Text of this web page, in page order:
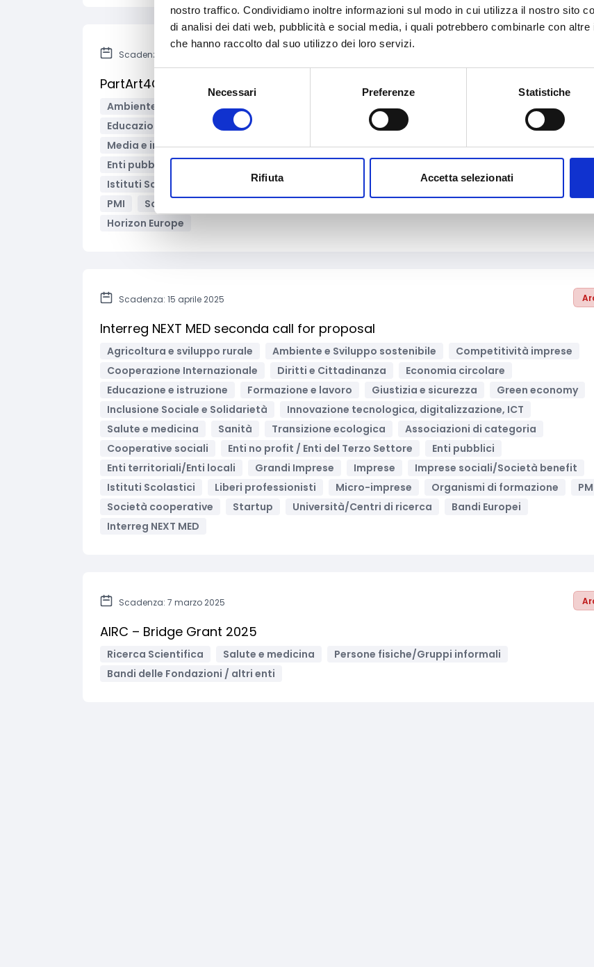
nostro traffico. Condividiamo inoltre informazioni sul modo in cui utilizza il nostro sito
di analisi dei dati web, pubblicità e social media, i quali potrebbero combinarle con
che hanno raccolto dal suo utilizzo dei loro servizi.
consenso
Necessari Preferenze Statistiche
Rifiuta Accetta selezionati
Scadenza: 3 aprile 2025
PartArt4OW – Bando aperto
Ambiente e Sviluppo sostenibile Artigianato Audiovisivi e Cinema
Educazione e istruzione
Innovazione tecnologica, digitalizzazione, ICT
Libro e lettura
Media e informazione
Musica Cooperative sociali
Enti no profit / Enti del Terzo
Enti pubblici
Istituti Scolastici
Liberi professionisti
Persone fisiche/Gruppi informali
PMI
Società cooperative
Horizon Europe
Scadenza: 15 aprile 2025
Interreg NEXT MED seconda call for proposal
Agricoltura e sviluppo rurale Ambiente e Sviluppo sostenibile
Competitività imprese
Cooperazione Internazionale
Diritti e Cittadinanza
Economia circolare
Educazione e istruzione
Formazione e lavoro Giustizia e sicurezza
Green economy
Inclusione Sociale e Solidarietà
Innovazione tecnologica, digitalizzazione, ICT
Salute e medicina
Sanità Transizione ecologica
Associazioni di categoria
Cooperative sociali
Enti no profit / Enti del Terzo Settore
Enti pubblici
Enti territoriali/Enti locali
Grandi Imprese Imprese
Imprese sociali/Società benefit
Istituti Scolastici
Liberi professionisti Micro-imprese Organismi di formazione
Società cooperative
Startup Università/Centri di ricerca
Bandi Europei
Interreg NEXT MED
Scadenza: 7 marzo 2025
AIRC – Bridge Grant 2025
Ricerca Scientifica Salute e medicina
Persone fisiche/Gruppi informali
Bandi delle Fondazioni / altri enti